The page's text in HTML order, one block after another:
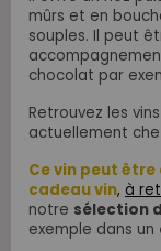
mûrs et en
souples. Il peut
chocolat par
Retrouvez les
actuellement
Ce vin peut
cadeau vin, à
notre sélection
exemple dans un